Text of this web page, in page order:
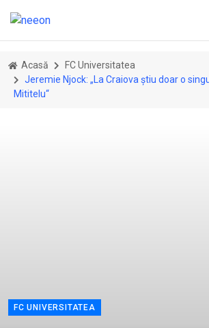
Acasă
FC Universitatea
Jeremie Njock: „La Craiova știu doar o
Mititelu“
FC UNIVERSITATEA